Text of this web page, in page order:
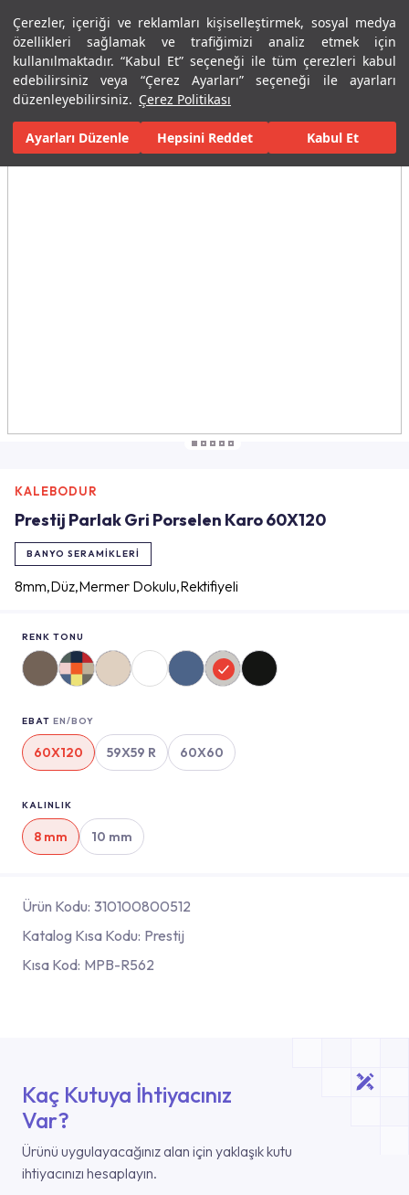
Çerezler, içeriği ve reklamları kişiselleştirmek, sosyal medya
özellikleri sağlamak ve trafiğimizi analiz etmek için
kullanılmaktadır. “Kabul Et” seçeneği ile tüm çerezleri kabul
edebilirsiniz veya “Çerez Ayarları” seçeneği ile ayarları
düzenleyebilirsiniz. Çerez Politikası
Ayarları Düzenle Hepsini Reddet Kabul Et
Menü Menü
Ana Sayfa Karolar Konut İçi Alanlar Banyo Seramikleri
Tüm Görseller(6)
KALEBODUR
Prestij Parlak Gri Porselen Karo 60X120
BANYO SERAMIKLERI
8mm,Düz,Mermer Dokulu,Rektifiyeli
RENK TONU
EBAT EN/BOY
60X120 59X59 R 60X60
KALINLIK
8 mm 10 mm
Ürün Kodu: 310100800512
Katalog Kısa Kodu: Prestij
Kısa Kod: MPB-R562
Kaç Kutuya İhtiyacınız
Var?
Ürünü uygulayacağınız alan için yaklaşık kutu
ihtiyacınızı hesaplayın.